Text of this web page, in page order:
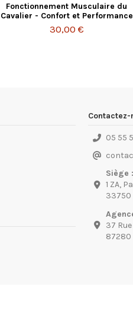
Fonctionnement Musculaire du
Cavalier - Confort et Performance
30,00 €
Contactez-
05 55
Siège :
1 ZA,
33750
37
87280